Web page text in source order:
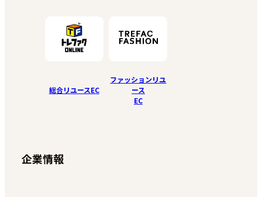
総合リユースEC
ファッションリユ
ース
EC
企業情報